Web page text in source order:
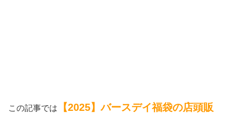
この記事では
【2025】バースデイ福袋の店頭販